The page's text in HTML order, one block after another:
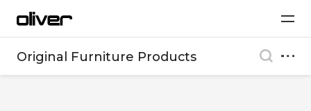
Original Furniture Products